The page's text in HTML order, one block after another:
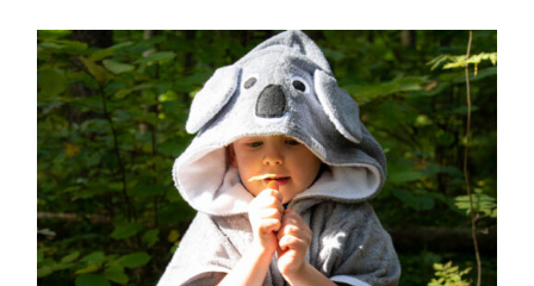
on
mitu
varianti.
Valikuid
saab
teha
tootelehel.